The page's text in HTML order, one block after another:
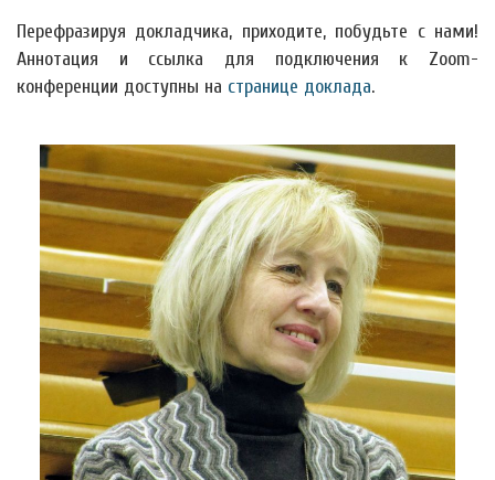
Перефразируя докладчика, приходите, побудьте с нами!
Аннотация и ссылка для подключения к Zoom-
конференции доступны на странице доклада.